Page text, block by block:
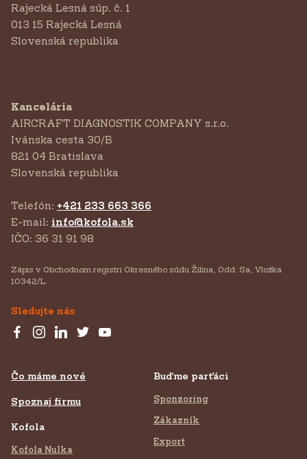
Rajecká Lesná súp. č. 1
013 15 Rajecká Lesná
Slovenská republika
Kancelária
AIRCRAFT DIAGNOSTIK COMPANY s.r.o.
‍Ivánska cesta 30/B
821 04 Bratislava
Slovenská republika
Telefón: +421 233 663 366
E-mail: info@kofola.sk
IČO: 36 31 91 98
Zápis v Obchodnom registri Okresného súdu Žilina, Odd: Sa, Vložka
10342/L.
Sledujte nás
Čo máme nové
Spoznaj firmu
Kofola
Kofola Nulka
Buďme parťáci
Sponzoring
Zákazník
Export